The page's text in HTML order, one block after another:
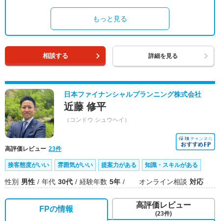
もっと見る
相談する 詳細を見る
日本ファイナンシャルプランニング株式会社
近藤 修平
（コンドウ シュウヘイ）
高評価レビュー 23件
接客態度がいい 雰囲気がいい 提案力がある 知識・スキルがある
性別 男性 年代 30代 経験年数 5年 オンライン相談 対応
FPの情報 高評価レビュー
(23件)